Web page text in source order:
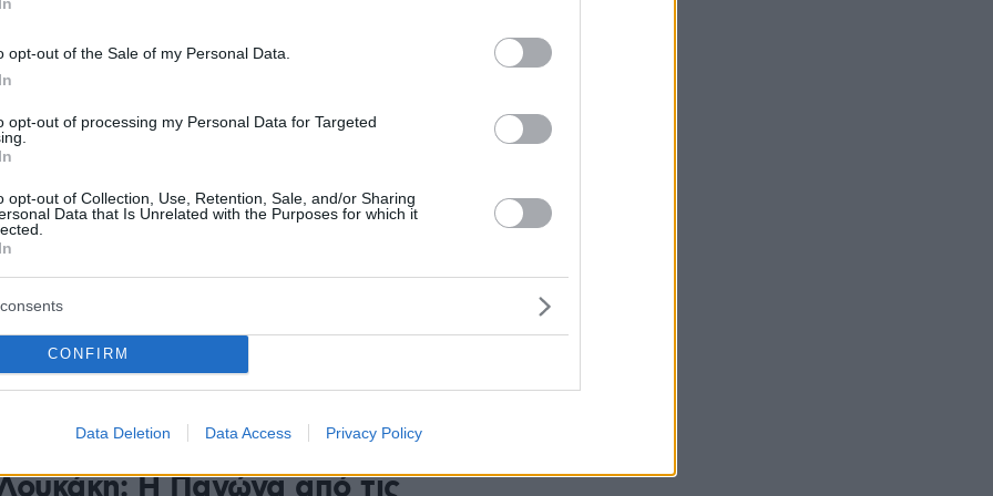
opt-out of the Sale of my Personal Data.
opt-out of processing my Personal Data for Targeted
opt-out of Collection, Use, Retention, Sale, and/or Sharing
Data that Is Unrelated with the Purposes for which it
CONFIRM
Data Deletion Data Access Privacy Policy
να τιμωρηθεί ο Ακύλας όπως του αξίζει, θέλω
γιατί τα εγκλήματα του είναι πολλά και
«Δεν έχω
ακόμα ότι οι Άγριες
θα τελειώσουν, θα μου
για τη δημοφιλή σειρά του ΑΝΤ1, που φτάνει
- Δείτε βίντεο